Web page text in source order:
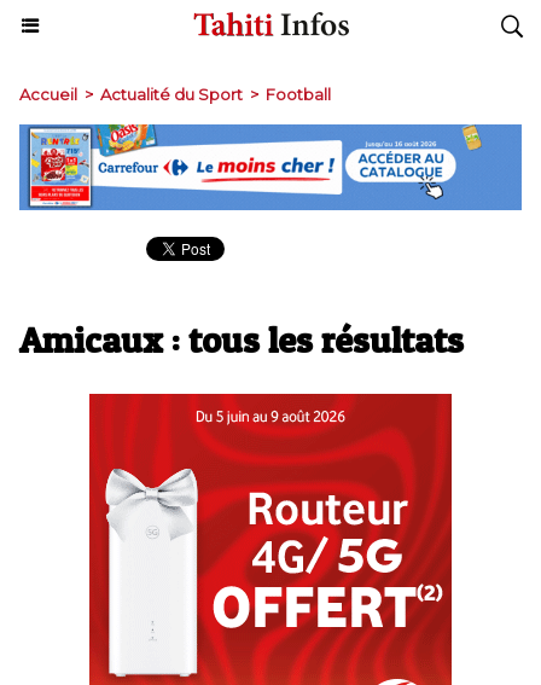
Accueil > Actualité du Sport > Football
Amicaux : tous les résultats